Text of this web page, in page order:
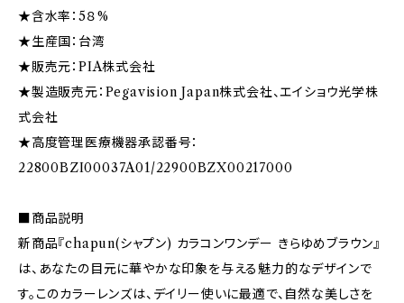
★含水率：5８%
★生産国：台湾
★販売元：PIA株式会社
★製造販売元：Pegavision Japan株式会社、エイショウ光学株
式会社
★高度管理医療機器承認番号：
22800BZI00037A01/22900BZX00217000
■商品説明
新商品『chapun(シャプン) カラコンワンデー きらゆめブラウン』
は、あなたの目元に華やかな印象を与える魅力的なデザインで
す。このカラーレンズは、デイリー使いに最適で、自然な美しさを